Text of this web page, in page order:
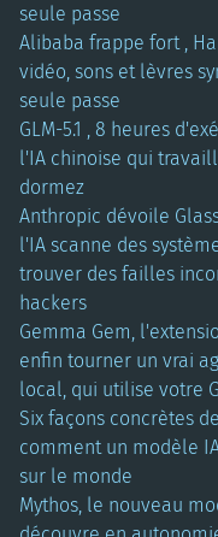
seule passe
Alibaba frappe fort ,
vidéo, sons et lèvres
seule passe
GLM-5.1 , 8 heures
l'IA chinoise qui
dormez
Anthropic dévoile
l'IA scanne des
trouver des failles
hackers
Gemma Gem,
enfin tourner un vrai
local, qui utilise votre
Six façons concrètes
comment un modèle
sur le monde
Mythos, le nouveau